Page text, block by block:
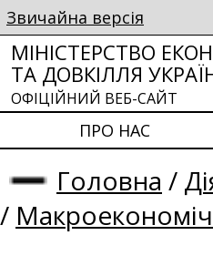
Звичайна версія
МІНІСТЕРСТВО
ТА ДОВКІЛЛЯ
ОФІЦІЙНИЙ ВЕБ-САЙТ
ПРО НАС
Головна /
/